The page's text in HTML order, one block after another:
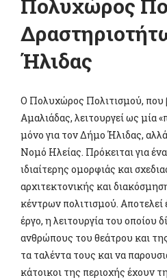
Πολυχώρος
Ήλιδας
Ο Πολυχώρος Πολιτισμού, που
Αμαλιάδας, λειτουργεί ως μία
μόνο για τον Δήμο Ήλιδας,
Νομό Ηλείας. Πρόκειται για
ιδιαίτερης ομορφιάς και
αρχιτεκτονικής και
κέντρων πολιτισμού.
έργο, η λειτουργία του οποίου
ανθρώπους του θεάτρου και
τα ταλέντα τους και να
κάτοικοι της περιοχής έχουν